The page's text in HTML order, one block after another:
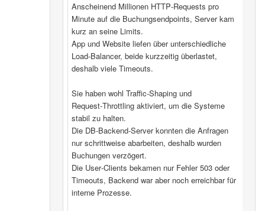
Anscheinend Millionen HTTP‑Requests pro
Minute auf die Buchungsendpoints, Server kam
kurz an seine Limits.
App und Website liefen über unterschiedliche
Load‑Balancer, beide kurzzeitig überlastet,
deshalb viele Timeouts.
Sie haben wohl Traffic‑Shaping und
Request‑Throttling aktiviert, um die Systeme
stabil zu halten.
Die DB‑Backend-Server konnten die Anfragen
nur schrittweise abarbeiten, deshalb wurden
Buchungen verzögert.
Die User‑Clients bekamen nur Fehler 503 oder
Timeouts, Backend war aber noch erreichbar für
interne Prozesse.